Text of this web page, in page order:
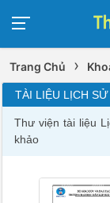
Trang Chủ ›
TÀI LIỆU LỊCH
Thư viện tài liệu
khảo